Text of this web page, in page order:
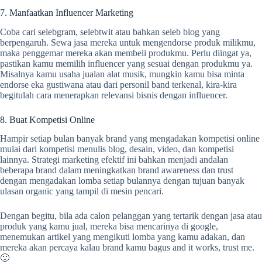
7. Manfaatkan Influencer Marketing
Coba cari selebgram, selebtwit atau bahkan seleb blog yang
berpengaruh. Sewa jasa mereka untuk mengendorse produk milikmu,
maka penggemar mereka akan membeli produkmu. Perlu diingat ya,
pastikan kamu memilih influencer yang sesuai dengan produkmu ya.
Misalnya kamu usaha jualan alat musik, mungkin kamu bisa minta
endorse eka gustiwana atau dari personil band terkenal, kira-kira
begitulah cara menerapkan relevansi bisnis dengan influencer.
8. Buat Kompetisi Online
Hampir setiap bulan banyak brand yang mengadakan kompetisi online
mulai dari kompetisi menulis blog, desain, video, dan kompetisi
lainnya. Strategi marketing efektif ini bahkan menjadi andalan
beberapa brand dalam meningkatkan brand awareness dan trust
dengan mengadakan lomba setiap bulannya dengan tujuan banyak
ulasan organic yang tampil di mesin pencari.
Dengan begitu, bila ada calon pelanggan yang tertarik dengan jasa atau
produk yang kamu jual, mereka bisa mencarinya di google,
menemukan artikel yang mengikuti lomba yang kamu adakan, dan
mereka akan percaya kalau brand kamu bagus and it works, trust me.
🙂